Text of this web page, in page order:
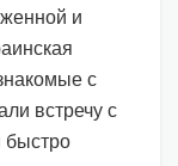
и
с
встречу с
быстро